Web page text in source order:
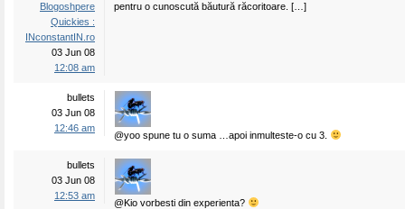
Blogoshpere
Quickies :
INconstantIN.ro
03 Jun 08
12:08 am
pentru o cunoscută băutură răcoritoare. […]
bullets
03 Jun 08
12:46 am
@yoo spune tu o suma …apoi inmulteste-o cu 3.
bullets
03 Jun 08
12:53 am
@Kio vorbesti din experienta?